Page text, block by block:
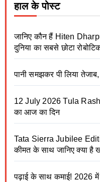
हाल के पोस्ट
जानिए कौन हैं Hiten
दुनिया का सबसे छोटा
पानी समझकर पी लिया
12 July 2026 Tula
का आज का दिन
Tata Sierra Jubilee
कीमत के साथ जानिए क्या है
पढ़ाई के साथ कमाई! 2026